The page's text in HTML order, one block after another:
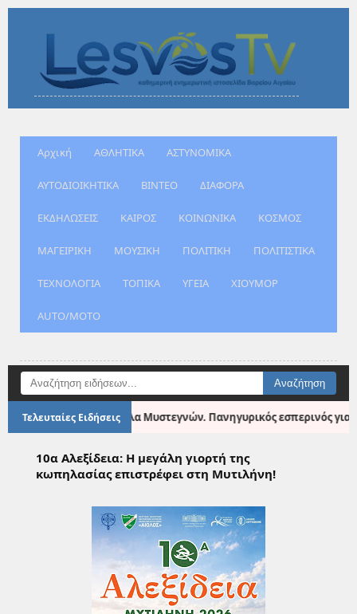
Αρχική ΑΘΛΗΤΙΚΑ ΑΣΤΥΝΟΜΙΚΑ
ΑΥΤΟΔΙΟΙΚΗΤΙΚΑ ΒΙΝΤΕΟ ΔΙΑΦΟΡΑ
ΕΚΔΗΛΩΣΕΙΣ ΚΑΙΡΟΣ ΚΟΙΝΩΝΙΚΑ ΚΟΣΜΟΣ
ΜΑΓΕΙΡΙΚΗ ΜΟΥΣΙΚΗ ΠΟΛΙΤΙΚΗ ΠΟΛΙΤΙΣΤΙΚΑ
ΤΕΧΝΟΛΟΓΙΑ ΤΟΠΙΚΑ ΥΓΕΙΑ ΧΙΟΥΜΟΡ
AUTO/MOTO
Τελευταίες Ειδήσεις
2026
● Σκάλα Μυστεγνών. Πανηγυρικός εσπερινός για
10α Αλεξίδεια: Η μεγάλη γιορτή της
κωπηλασίας επιστρέφει στη Μυτιλήνη!